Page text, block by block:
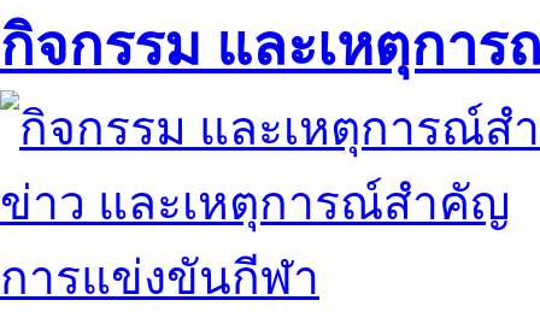
กิจกรรม และเหตุกา
ข่าว และเหตุการณ์สำคัญ
การแข่งขันกีฬา